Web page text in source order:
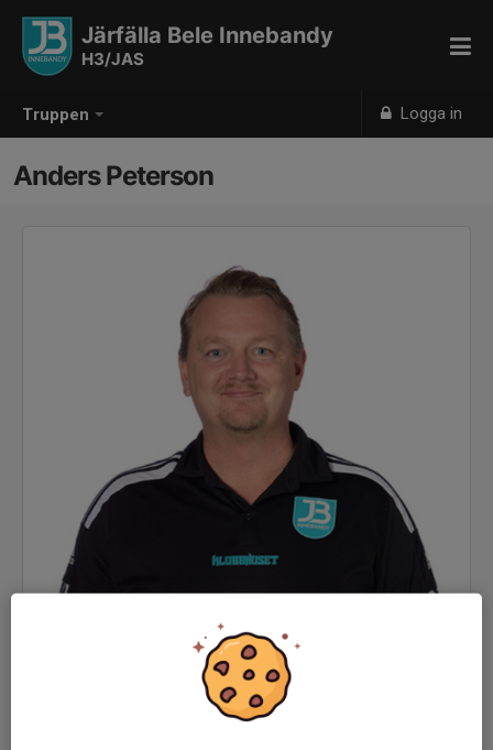
Truppen Logga in
Järfälla Bele Innebandy
H3/JAS
Anders Peterson